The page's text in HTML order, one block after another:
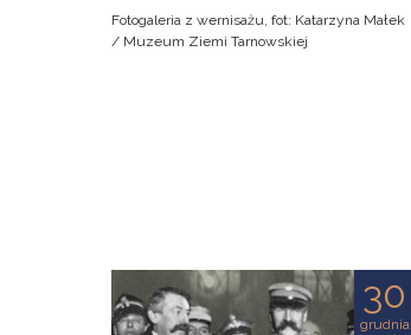
Fotogaleria z wernisażu, fot: Katarzyna Małek
/ Muzeum Ziemi Tarnowskiej
30
grudnia